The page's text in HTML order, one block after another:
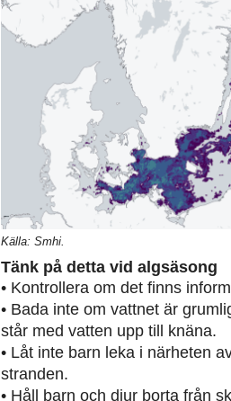
Källa: Smhi.
Tänk på detta vid algsäsong
• Kontrollera om det finns
• Bada inte om vattnet är
står med vatten upp till knäna.
• Låt inte barn leka i närheten
stranden.
• Håll barn och djur borta från